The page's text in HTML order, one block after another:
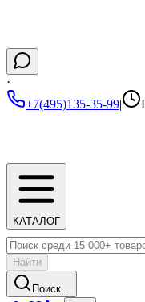
·
+7(495)135-35-99|
КАТАЛОГ
Найти
Поиск...